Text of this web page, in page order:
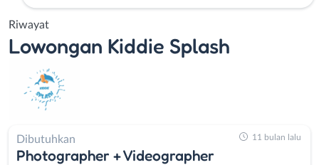
Riwayat
Lowongan Kiddie Splash
Dibutuhkan
Photographer + Videographer
11 bulan lalu